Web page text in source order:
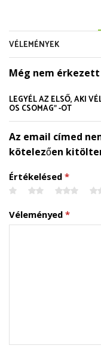
VÉLEMÉNYEK
Még nem
LEGYÉL AZ ELSŐ, AKI
OS CSOMAG” -OT
Az email címed
kötelezően
Értékelésed *
Véleményed *